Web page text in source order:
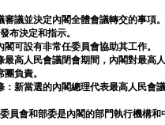
審議並決定內閣全體會議轉交的事項。
布決定和指示。
閣可設有非常任委員會協助其工作。
最高人民會議閉會期間，內閣對最高
負責。
：新當選的內閣總理代表最高人民會
員會和部委是內閣的部門執行機構和